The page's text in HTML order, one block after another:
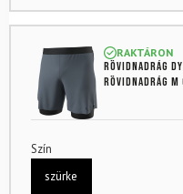
RAKTÁRON
Rövidnadrág
Rövidnadrág M
Szín
szürke